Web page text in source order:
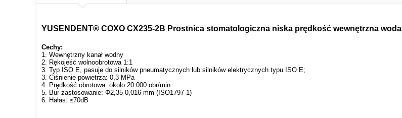
YUSENDENT® COXO CX235-2B Prostnica stomatologiczna niska prędkość wewnętrzna woda
Cechy:
1. Wewnętrzny kanał wodny
2. Rękojeść wolnoobrotowa 1:1
3. Typ ISO E, pasuje do silników pneumatycznych lub silników elektrycznych typu ISO E;
3. Ciśnienie powietrza: 0,3 MPa
4. Prędkość obrotowa: około 20 000 obr/min
5. Bur zastosowanie: Φ2,35-0,016 mm (ISO1797-1)
6. Hałas: ≤70dB